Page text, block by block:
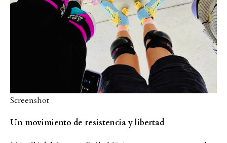
Screenshot
Un movimiento de resistencia y libertad